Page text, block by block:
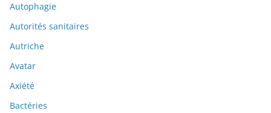
Autophagie
Autorités sanitaires
Autriche
Avatar
Axiété
Bactéries